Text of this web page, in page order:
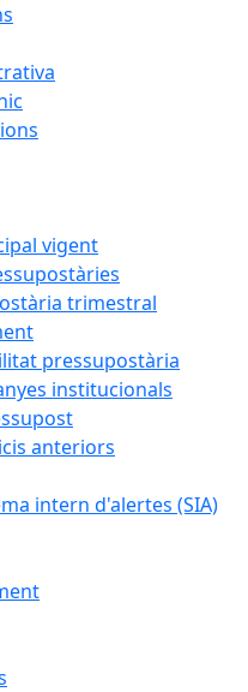
vigent
trimestral
pressupostària
institucionals
anteriors
intern d'alertes (SIA)